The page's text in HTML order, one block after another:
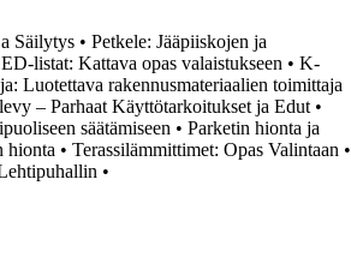
Säilytys • Petkele: Jääpiiskojen ja
listat: Kattava opas valaistukseen • K-
Luotettava rakennusmateriaalien toimittaja
– Parhaat Käyttötarkoitukset ja Edut •
säätämiseen • Parketin hionta ja
hionta • Terassilämmittimet: Opas Valintaan •
•